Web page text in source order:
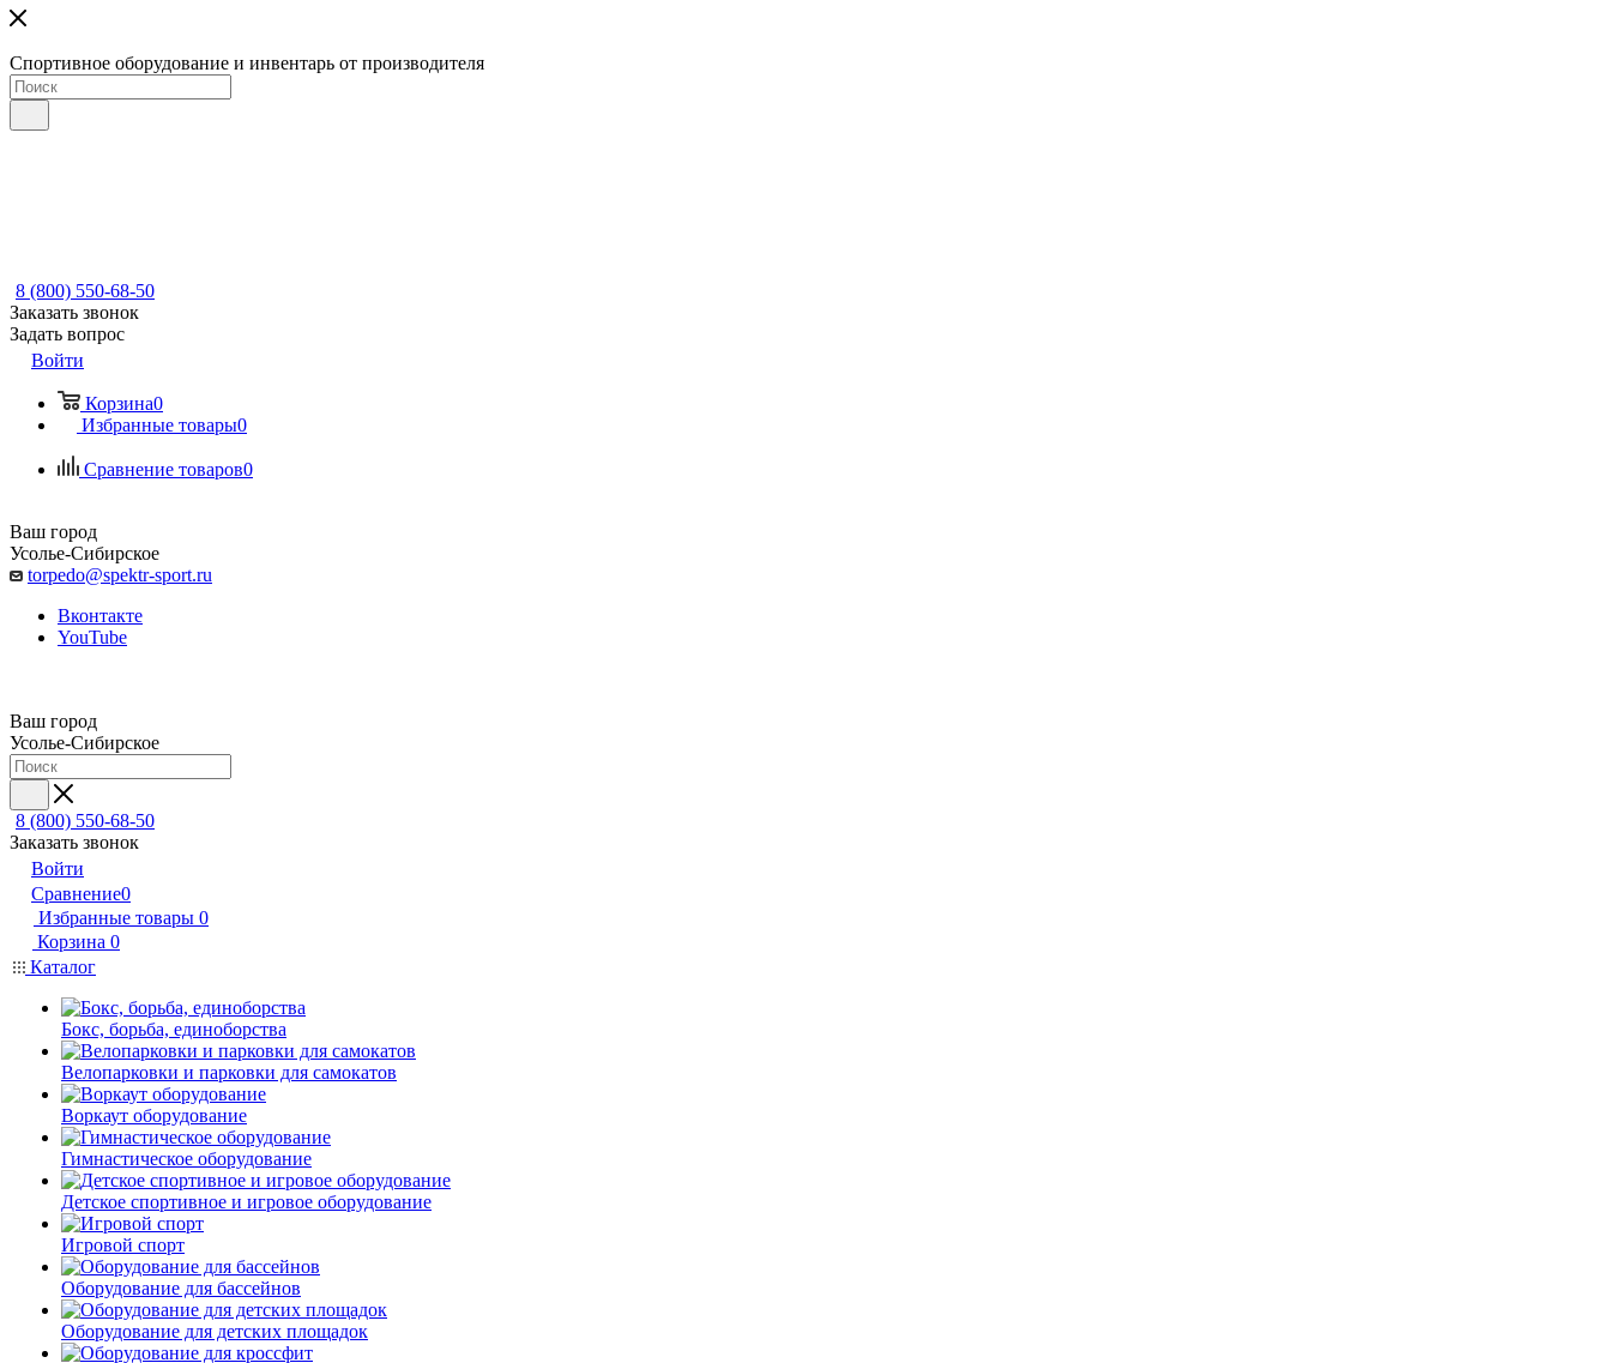
Спортивное оборудование и инвентарь от производителя
8 (800) 550-68-50
Заказать звонок
Задать вопрос
Войти
Корзина0
Избранные товары0
Сравнение товаров0
Ваш город
Усолье-Сибирское
torpedo@spektr-sport.ru
Вконтакте
YouTube
Ваш город
Усолье-Сибирское
8 (800) 550-68-50
Заказать звонок
Войти
Сравнение0
Избранные товары 0
Корзина 0
Каталог
Бокс, борьба, единоборства
Велопарковки и парковки для самокатов
Воркаут оборудование
Гимнастическое оборудование
Детское спортивное и игровое оборудование
Игровой спорт
Оборудование для бассейнов
Оборудование для детских площадок